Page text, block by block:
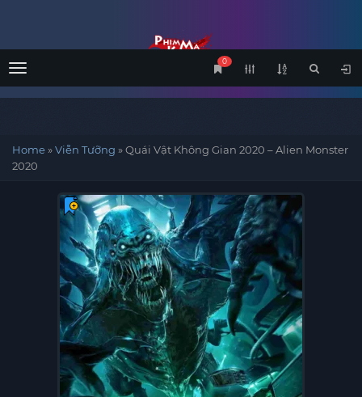
Menu
0
Home»Viễn Tưỡng »Quái Vật Không Gian 2020 – Alien Monster
2020